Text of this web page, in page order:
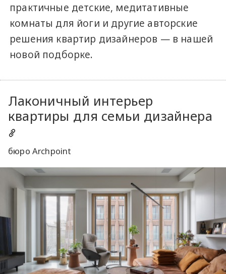
практичные детские, медитативные
комнаты для йоги и другие авторские
решения квартир дизайнеров — в нашей
новой подборке.
Лаконичный интерьер
квартиры для семьи дизайнера
бюро Archpoint